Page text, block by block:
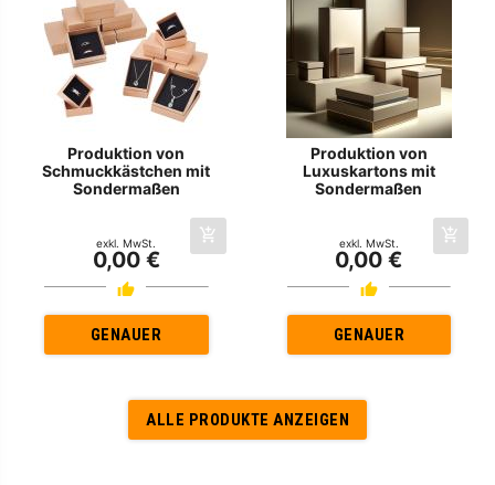
Produktion von
Schmuckkästchen mit
Sondermaßen
exkl. MwSt.
0,00 €
GENAUER
Produktion von
Luxuskartons mit
Sondermaßen
exkl. MwSt.
0,00 €
GENAUER
ALLE PRODUKTE ANZEIGEN